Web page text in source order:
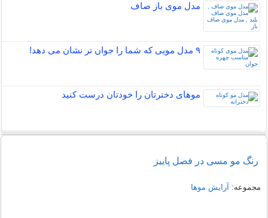
مدل موی باز صاف
۹ مدل مویی که شما را جوان تر نشان می دهد!
موهای دخترتان را خودتان درست کنید
رنگ مو مسی در فصل پاییز
مجموعه: آرایش موها